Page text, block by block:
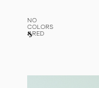
NO
COLORS
&RED